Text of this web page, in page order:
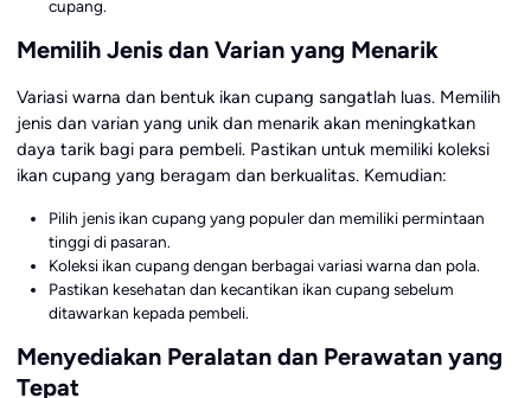
cupang.
Memilih Jenis dan Varian yang Menarik
Variasi warna dan bentuk ikan cupang sangatlah luas. Memilih
jenis dan varian yang unik dan menarik akan meningkatkan
daya tarik bagi para pembeli. Pastikan untuk memiliki koleksi
ikan cupang yang beragam dan berkualitas. Kemudian:
Pilih jenis ikan cupang yang populer dan memiliki permintaan
tinggi di pasaran.
Koleksi ikan cupang dengan berbagai variasi warna dan pola.
Pastikan kesehatan dan kecantikan ikan cupang sebelum
ditawarkan kepada pembeli.
Menyediakan Peralatan dan Perawatan yang
Tepat